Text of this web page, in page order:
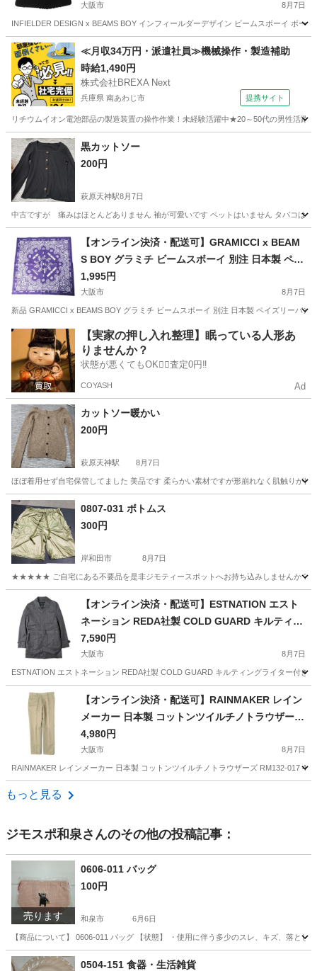
ャップ ONE SIZE BLACK/YELLOW ワッチキャッ
プ ビーニー ニット帽 帽子【中古】【INFIELDER
DESIGN × BEAMS BOY】
大阪市 8月7日
INFIELDER DESIGN x BEAMS BOY インフィールダーデザイン ビームスボーイ ボー
大阪 大阪市 小物
≪月収34万円・派遣社員≫機械操作・製造補助
時給1,490円
株式会社BREXA Next
兵庫県 南あわじ市 提携サイト
リチウムイオン電池部品の製造装置の操作作業！未経験活躍中★20～50代の男性活
兵庫 南あわじ市 その他
黒カットソー
200円
萩原天神駅8月7日
中古ですが 痛みはほとんどありません 袖が可愛いです ペットはいません タバコはす
大阪 堺市 萩原天神駅 カットソー せん
【オンライン決済・配送可】GRAMICCI x BEAM
S BOY グラミチ ビームスボーイ 別注 日本製 ペイ
ズリーバンダナ PURPLE コットン スカーフ ハン
カチ ストール【新古品】【中古】【GRAMICCI ×
BEAMS BOY】
1,995円
大阪市 8月7日
新品 GRAMICCI x BEAMS BOY グラミチ ビームスボーイ 別注 日本製 ペイズリーバ
大阪 大阪市 小物 BEAMS BOY
【実家の押し入れ整理】眠っている人形あ
りませんか？
状態が悪くてもOK🙆‍♀️査定0円‼️
COYASH Ad
カットソー暖かい
200円
萩原天神駅 8月7日
ほぼ着用せず自宅保管してました 美品です 柔らかい素材ですが形崩れなく肌触りが良
大阪 堺市 カットソー
0807-031 ボトムス
300円
岸和田市 8月7日
★★★★★ ご自宅にある不要品を是非ジモティースポットへお持ち込みしませんか？
岸和田市 ボトムス 現地
【オンライン決済・配送可】ESTNATION エスト
ネーション REDA社製 COLD GUARD キルティン
グライター付き ベルテッドステンカラーコート 42
-200-01-105809 S CHARCOAL GRAY 定価60,50
0円 アウター【中古】【ESTNATION】
7,590円
大阪市 8月7日
ESTNATION エストネーション REDA社製 COLD GUARD キルティングライター付き
大阪 大阪市 コート
【オンライン決済・配送可】RAINMAKER レイン
メーカー 日本製 コットンツイルチノトラウザーズ
RM132-017 46 KHAKI KYOTO プレス チノパン
パンツ ボトムス【中古】【RAINMAKER】
4,980円
大阪市 8月7日
RAINMAKER レインメーカー 日本製 コットンツイルチノトラウザーズ RM132-017
大阪 大阪市
もっと見る
ジモスポ和泉さんのその他の投稿記事：
売ります
0606-011 バッグ
100円
和泉市 6月6日
【商品について】 0606-011 バッグ 【状態】 ・使用に伴う多少のスレ、キズ、落と
大阪 和泉市 リユース
0504-151 食器・生活雑貨